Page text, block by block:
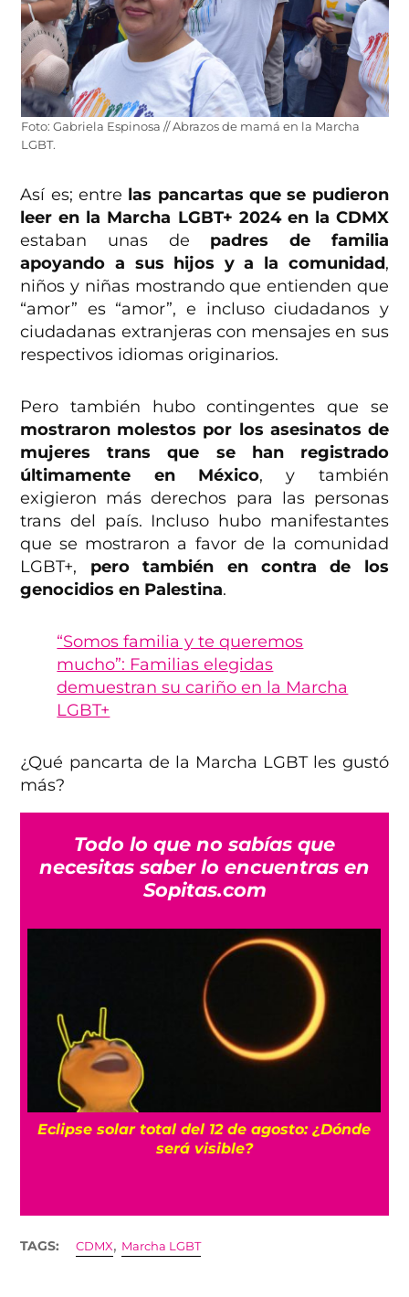
Foto: Gabriela Espinosa // Abrazos de mamá en la Marcha
LGBT.
Así es; entre las pancartas que se pudieron
leer en la Marcha LGBT+ 2024 en la CDMX
estaban unas de padres de familia
apoyando a sus hijos y a la comunidad,
niños y niñas mostrando que entienden que
“amor” es “amor”, e incluso ciudadanos y
ciudadanas extranjeras con mensajes en sus
respectivos idiomas originarios.
Pero también hubo contingentes que se
mostraron molestos por los asesinatos de
mujeres trans que se han registrado
últimamente en México, y también
exigieron más derechos para las personas
trans del país. Incluso hubo manifestantes
que se mostraron a favor de la comunidad
LGBT+, pero también en contra de los
genocidios en Palestina.
“Somos familia y te queremos
mucho”: Familias elegidas
demuestran su cariño en la Marcha
LGBT+
¿Qué pancarta de la Marcha LGBT les gustó
más?
Todo lo que no sabías que
necesitas saber lo encuentras en
Sopitas.com
UNAM dice que hay pruebas de la
cancelación de más de 3 mil exámenes en
TAGS: CDMX, Marcha LGBT